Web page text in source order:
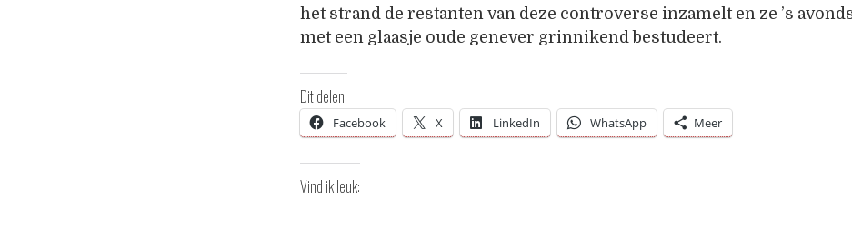
het strand de restanten van deze controverse inzamelt en ze ’s
met een glaasje oude genever grinnikend bestudeert.
Dit delen:
Facebook X LinkedIn WhatsApp Meer
Vind ik leuk: